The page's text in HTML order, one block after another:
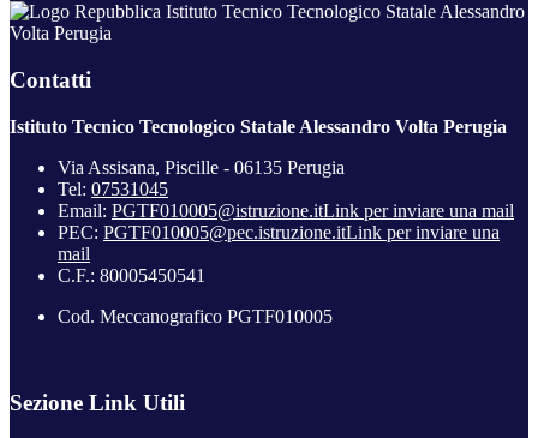
Istituto Tecnico Tecnologico Statale Alessandro
Volta Perugia
Contatti
Istituto Tecnico Tecnologico Statale Alessandro Volta Perugia
Via Assisana, Piscille - 06135 Perugia
Tel: 07531045
Email: PGTF010005@istruzione.itLink per inviare una mail
PEC: PGTF010005@pec.istruzione.itLink per inviare una
mail
C.F.: 80005450541
Cod. Meccanografico PGTF010005
Sezione Link Utili